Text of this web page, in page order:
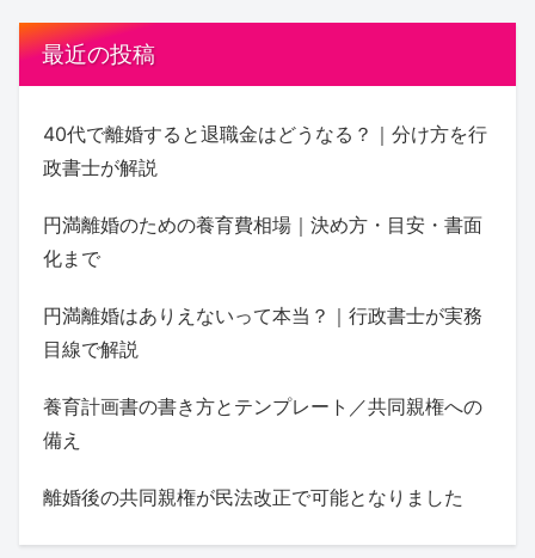
最近の投稿
40代で離婚すると退職金はどうなる？｜分け方を行
政書士が解説
円満離婚のための養育費相場｜決め方・目安・書面
化まで
円満離婚はありえないって本当？｜行政書士が実務
目線で解説
養育計画書の書き方とテンプレート／共同親権への
備え
離婚後の共同親権が民法改正で可能となりました